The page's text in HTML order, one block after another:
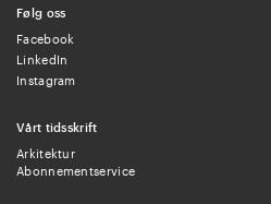
Følg oss
Facebook
LinkedIn
Instagram
Vårt tidsskrift
Arkitektur
Abonnementservice